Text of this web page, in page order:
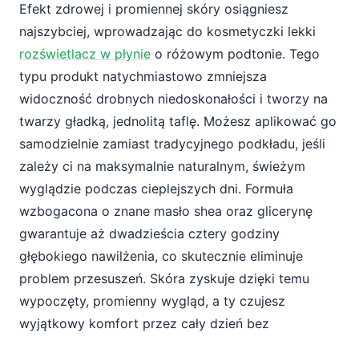
Efekt zdrowej i promiennej skóry osiągniesz
najszybciej, wprowadzając do kosmetyczki lekki
rozświetlacz w płynie o różowym podtonie. Tego
typu produkt natychmiastowo zmniejsza
widoczność drobnych niedoskonałości i tworzy na
twarzy gładką, jednolitą taflę. Możesz aplikować go
samodzielnie zamiast tradycyjnego podkładu, jeśli
zależy ci na maksymalnie naturalnym, świeżym
wyglądzie podczas cieplejszych dni. Formuła
wzbogacona o znane masło shea oraz glicerynę
gwarantuje aż dwadzieścia cztery godziny
głębokiego nawilżenia, co skutecznie eliminuje
problem przesuszeń. Skóra zyskuje dzięki temu
wypoczęty, promienny wygląd, a ty czujesz
wyjątkowy komfort przez cały dzień bez